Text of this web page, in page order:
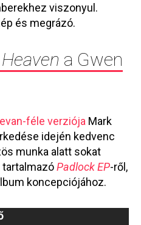
viszonyul.
és megrázó.
a Gwen
féle verziója Mark
idején kedvenc
munka alatt sokat
tartalmazóPadlock EP-ről,
koncepciójához.